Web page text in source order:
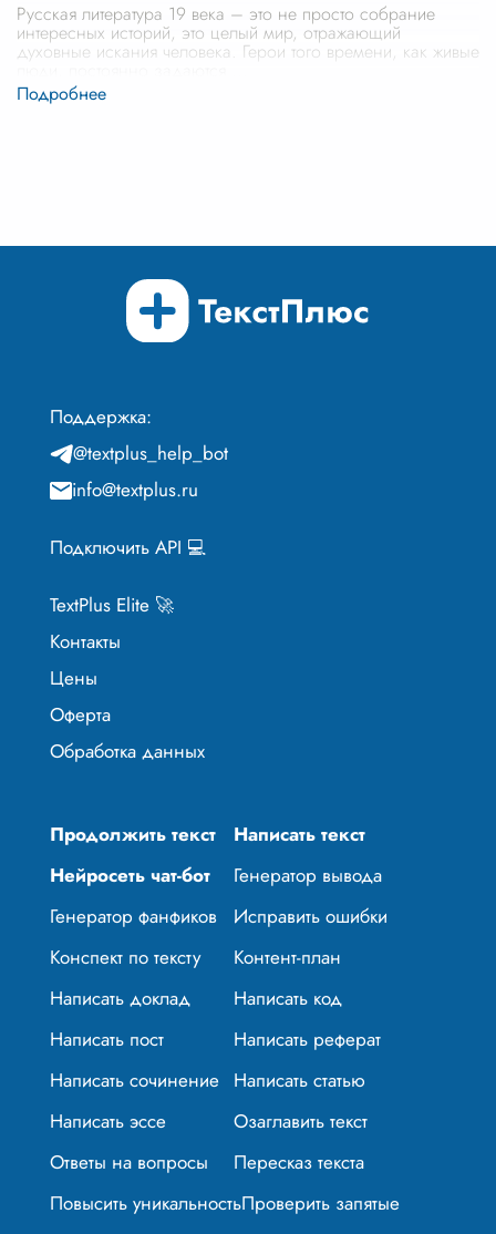
Русская литература 19 века – это не просто собрание
интересных историй, это целый мир, отражающий
духовные искания человека. Герои того времени, как живые
Поддержка:
@textplus_help_bot
info@textplus.ru
Подключить API 💻
TextPlus Elite 🚀
Контакты
Цены
Оферта
Обработка данных
Продолжить текст
Написать текст
Нейросеть чат-бот
Генератор вывода
Генератор фанфиков
Исправить ошибки
Конспект по тексту
Контент-план
Написать доклад
Написать код
Написать пост
Написать реферат
Написать сочинение Написать статью
Написать эссе
Озаглавить текст
Ответы на вопросы
Пересказ текста
Повысить уникальностьПроверить запятые